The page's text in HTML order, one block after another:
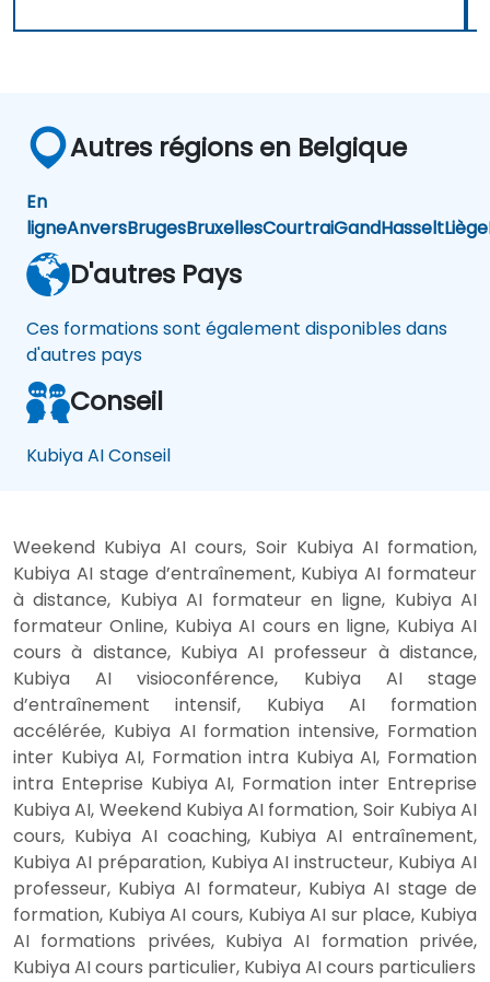
Autres régions en Belgique
En
ligneAnversBrugesBruxellesCourtraiGandHasseltLiège
D'autres Pays
Ces formations sont également disponibles dans
d'autres pays
Conseil
Kubiya AI Conseil
Weekend Kubiya AI cours, Soir Kubiya AI formation,
Kubiya AI stage d’entraînement, Kubiya AI formateur
à distance, Kubiya AI formateur en ligne, Kubiya AI
formateur Online, Kubiya AI cours en ligne, Kubiya AI
cours à distance, Kubiya AI professeur à distance,
Kubiya AI visioconférence, Kubiya AI stage
d’entraînement intensif, Kubiya AI formation
accélérée, Kubiya AI formation intensive, Formation
inter Kubiya AI, Formation intra Kubiya AI, Formation
intra Enteprise Kubiya AI, Formation inter Entreprise
Kubiya AI, Weekend Kubiya AI formation, Soir Kubiya AI
cours, Kubiya AI coaching, Kubiya AI entraînement,
Kubiya AI préparation, Kubiya AI instructeur, Kubiya AI
professeur, Kubiya AI formateur, Kubiya AI stage de
formation, Kubiya AI cours, Kubiya AI sur place, Kubiya
AI formations privées, Kubiya AI formation privée,
Kubiya AI cours particulier, Kubiya AI cours particuliers